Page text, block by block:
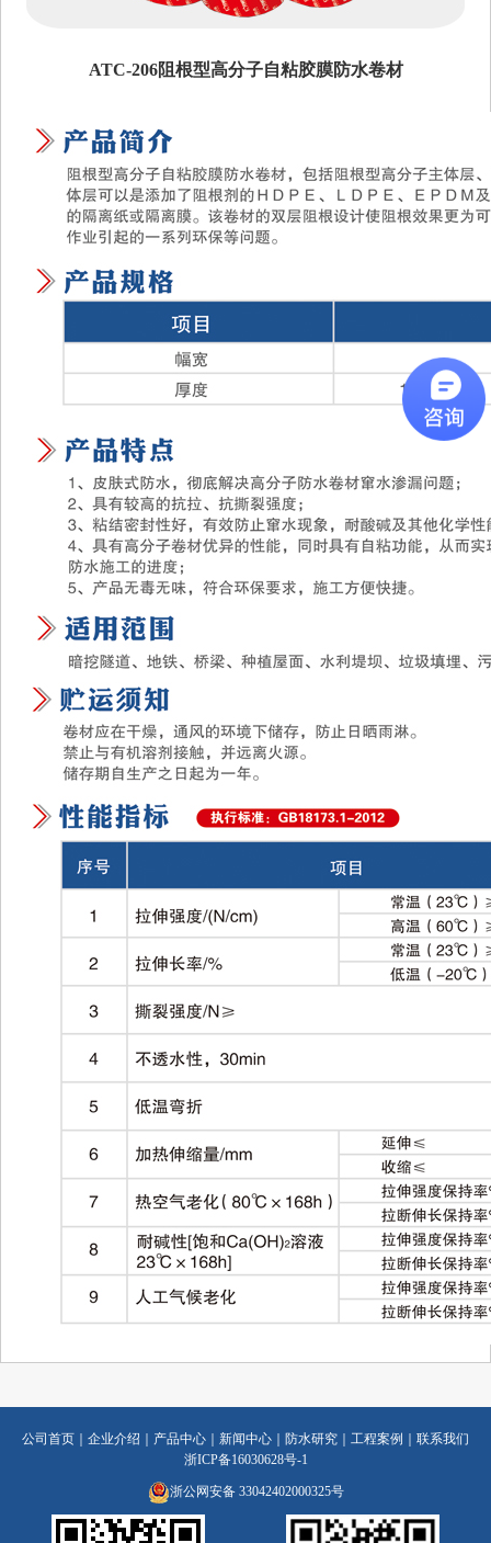
ATC-206阻根型高分子自粘胶膜防水卷材
公司首页 ｜ 企业介绍 ｜ 产品中心 ｜ 新闻中心 ｜ 防水研究 ｜ 工程案例 ｜ 联系我们
浙ICP备16030628号-1
浙公网安备 33042402000325号